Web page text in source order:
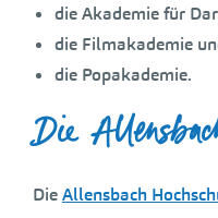
die Akademie für
die Filmakademie
die Popakademie.
Die
DieAllensbach